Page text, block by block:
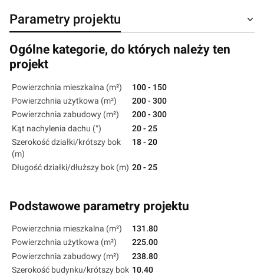
Parametry projektu
Ogólne kategorie, do których należy ten
projekt
Powierzchnia mieszkalna (m²)
100 - 150
Powierzchnia użytkowa (m²)
200 - 300
Powierzchnia zabudowy (m²)
200 - 300
Kąt nachylenia dachu (°)
20 - 25
Szerokość działki/krótszy bok
(m)
18 - 20
Długość działki/dłuższy bok (m) 20 - 25
Podstawowe parametry projektu
Powierzchnia mieszkalna (m²)
131.80
Powierzchnia użytkowa (m²)
225.00
Powierzchnia zabudowy (m²)
238.80
Szerokość budynku/krótszy bok 10.40